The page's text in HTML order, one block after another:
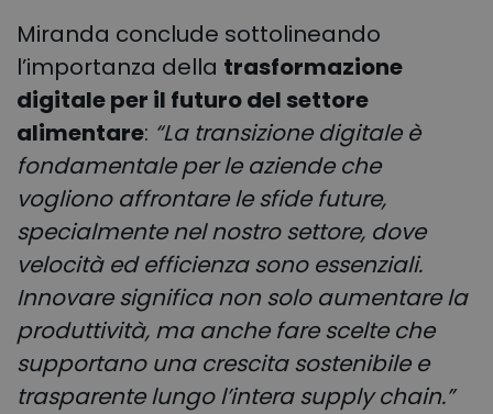
Miranda conclude sottolineando
l’importanza della trasformazione
digitale per il futuro del settore
alimentare: “La transizione digitale è
fondamentale per le aziende che
vogliono affrontare le sfide future,
specialmente nel nostro settore, dove
velocità ed efficienza sono essenziali.
Innovare significa non solo aumentare la
produttività, ma anche fare scelte che
supportano una crescita sostenibile e
trasparente lungo l’intera supply chain.”